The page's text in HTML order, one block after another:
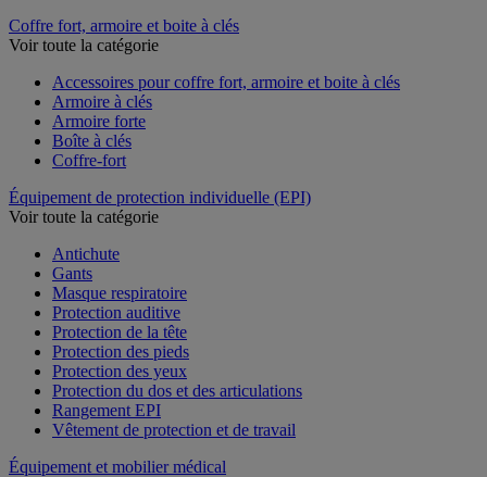
Coffre fort, armoire et boite à clés
Voir toute la catégorie
Accessoires pour coffre fort, armoire et boite à clés
Armoire à clés
Armoire forte
Boîte à clés
Coffre-fort
Équipement de protection individuelle (EPI)
Voir toute la catégorie
Antichute
Gants
Masque respiratoire
Protection auditive
Protection de la tête
Protection des pieds
Protection des yeux
Protection du dos et des articulations
Rangement EPI
Vêtement de protection et de travail
Équipement et mobilier médical